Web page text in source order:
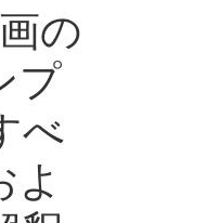
の
プ
べ
よ